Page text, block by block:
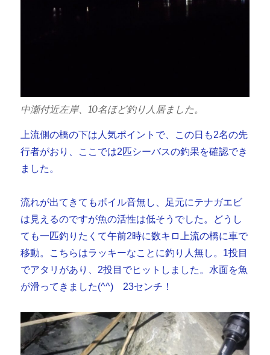
中瀬付近左岸、10名ほど釣り人居ました。
上流側の橋の下は人気ポイントで、この日も2名の先
行者がおり、ここでは2匹シーバスの釣果を確認でき
ました。
流れが出てきてもボイル音無し、足元にテナガエビ
は見えるのですが魚の活性は低そうでした。どうし
ても一匹釣りたくて午前2時に数キロ上流の橋に車で
移動。こちらはラッキーなことに釣り人無し。1投目
でアタリがあり、2投目でヒットしました。水面を魚
が滑ってきました(^^) 23センチ！